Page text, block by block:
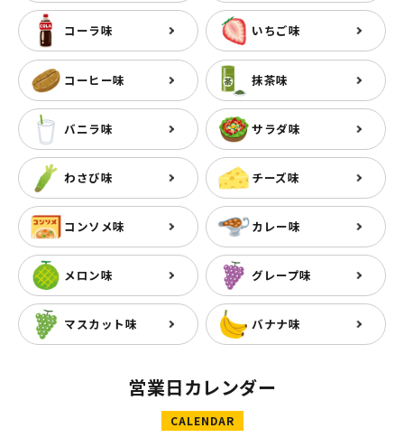
コーラ味 いちご味
コーヒー味 抹茶味
バニラ味 サラダ味
わさび味 チーズ味
コンソメ味 カレー味
メロン味 グレープ味
マスカット味 バナナ味
営業日カレンダー
CALENDAR